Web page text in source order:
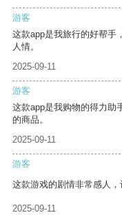
游客
这款app是我旅行的好帮手
人情。
2025-09-11
游客
这款app是我购物的得力助
的商品。
2025-09-11
游客
这款游戏的剧情非常感人，
2025-09-11